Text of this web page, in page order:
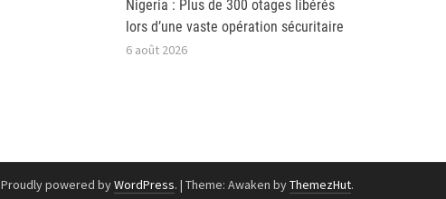
Nigeria : Plus de 300 otages libérés
lors d’une vaste opération sécuritaire
6 août 2026
Proudly powered byWordPress. | Theme: Awaken byThemezHut.